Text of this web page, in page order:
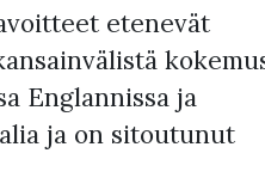
etenevät
Englannissa ja
ja on sitoutunut